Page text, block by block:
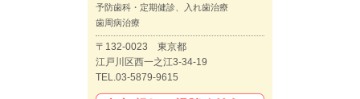
予防歯科・定期健診、入れ歯治療
歯周病治療
〒132-0023 東京都
江戸川区西一之江3-34-19
TEL.03-5879-9615